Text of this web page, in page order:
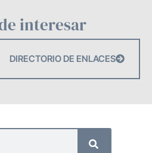
interesar
DIRECTORIO DE ENLACES